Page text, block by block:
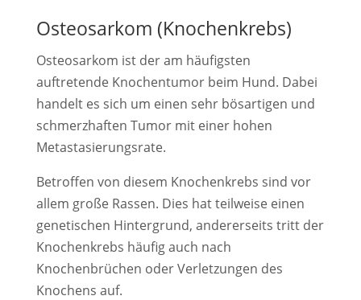
Osteosarkom (Knochenkrebs)
Osteosarkom ist der am häufigsten
auftretende Knochentumor beim Hund. Dabei
handelt es sich um einen sehr bösartigen und
schmerzhaften Tumor mit einer hohen
Metastasierungsrate.
Betroffen von diesem Knochenkrebs sind vor
allem große Rassen. Dies hat teilweise einen
genetischen Hintergrund, andererseits tritt der
Knochenkrebs häufig auch nach
Knochenbrüchen oder Verletzungen des
Knochens auf.